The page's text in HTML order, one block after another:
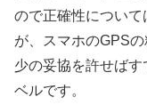
ので正確性につい
が、スマホのGPS
少の妥協を許せば
ベルです。